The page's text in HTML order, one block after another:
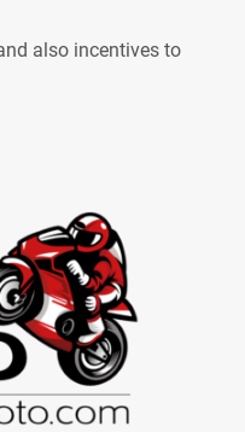
also incentives to